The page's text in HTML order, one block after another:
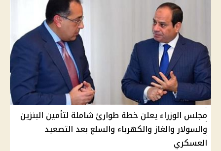
مجلس الوزراء يعلن خطة طوارئ شاملة لتأمين البنزين
والسولار والغاز والكهرباء والسلع بعد التصعيد
العسكري